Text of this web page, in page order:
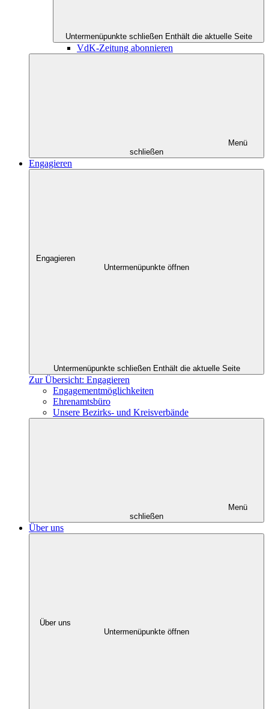
Untermenüpunkte schließen Enthält die aktuelle Seite
VdK-Zeitung abonnieren
Menü
schließen
Engagieren
Engagieren
Untermenüpunkte öffnen
Untermenüpunkte schließen Enthält die aktuelle Seite
Zur Übersicht: Engagieren
Engagementmöglichkeiten
Ehrenamtsbüro
Unsere Bezirks- und Kreisverbände
Menü
schließen
Über uns
Über uns
Untermenüpunkte öffnen